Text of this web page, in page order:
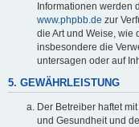
Informationen werden
www.phpbb.de zur
die Art und Weise, wie
insbesondere die
untersagen oder auf
5. GEWÄHRLEISTUNG
Der Betreiber haftet
und Gesundheit und